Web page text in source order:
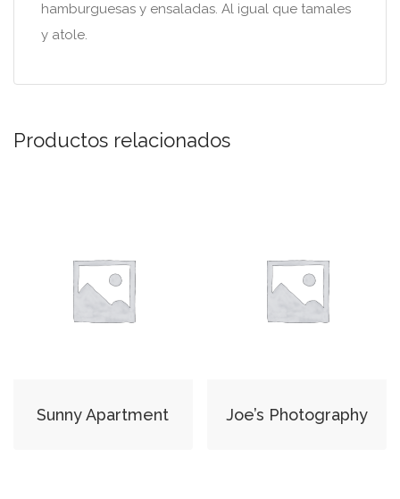
hamburguesas y ensaladas. Al igual que tamales
y atole.
Productos relacionados
Sunny Apartment Joe’s Photography